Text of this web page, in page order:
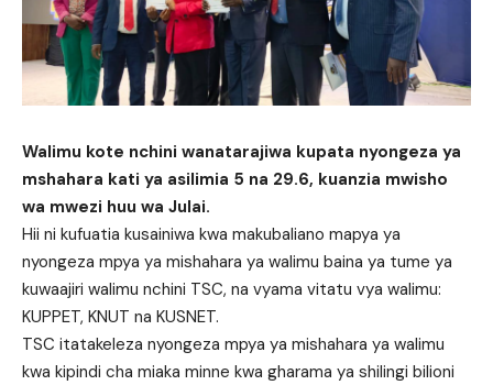
Walimu kote nchini wanatarajiwa kupata nyongeza ya
mshahara kati ya asilimia 5 na 29.6, kuanzia mwisho
wa mwezi huu wa Julai.
Hii ni kufuatia kusainiwa kwa makubaliano mapya ya
nyongeza mpya ya mishahara ya walimu baina ya tume ya
kuwaajiri walimu nchini TSC, na vyama vitatu vya walimu:
KUPPET, KNUT na KUSNET.
TSC itatakeleza nyongeza mpya ya mishahara ya walimu
kwa kipindi cha miaka minne kwa gharama ya shilingi bilioni